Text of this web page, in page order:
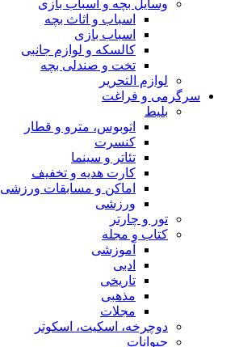
وسایل بچه و اسباب بازی
اسباب و اثاث بچه
اسباب بازی
کالسکه و لوازم جانبی
تخت و صندلی بچه
لوازم التحریر
سرگرمی و فراغت
بلیط
اتوبوس، مترو و قطار
کنسرت
تئاتر و سینما
کارت هدیه و تخفیف
اماکن و مسابقات ورزشی
ورزشی
تور و چارتر
کتاب و مجله
آموزشی
ادبی
تاریخی
مذهبی
مجلات
دوچرخه، اسکیت، اسکوتر
حیوانات